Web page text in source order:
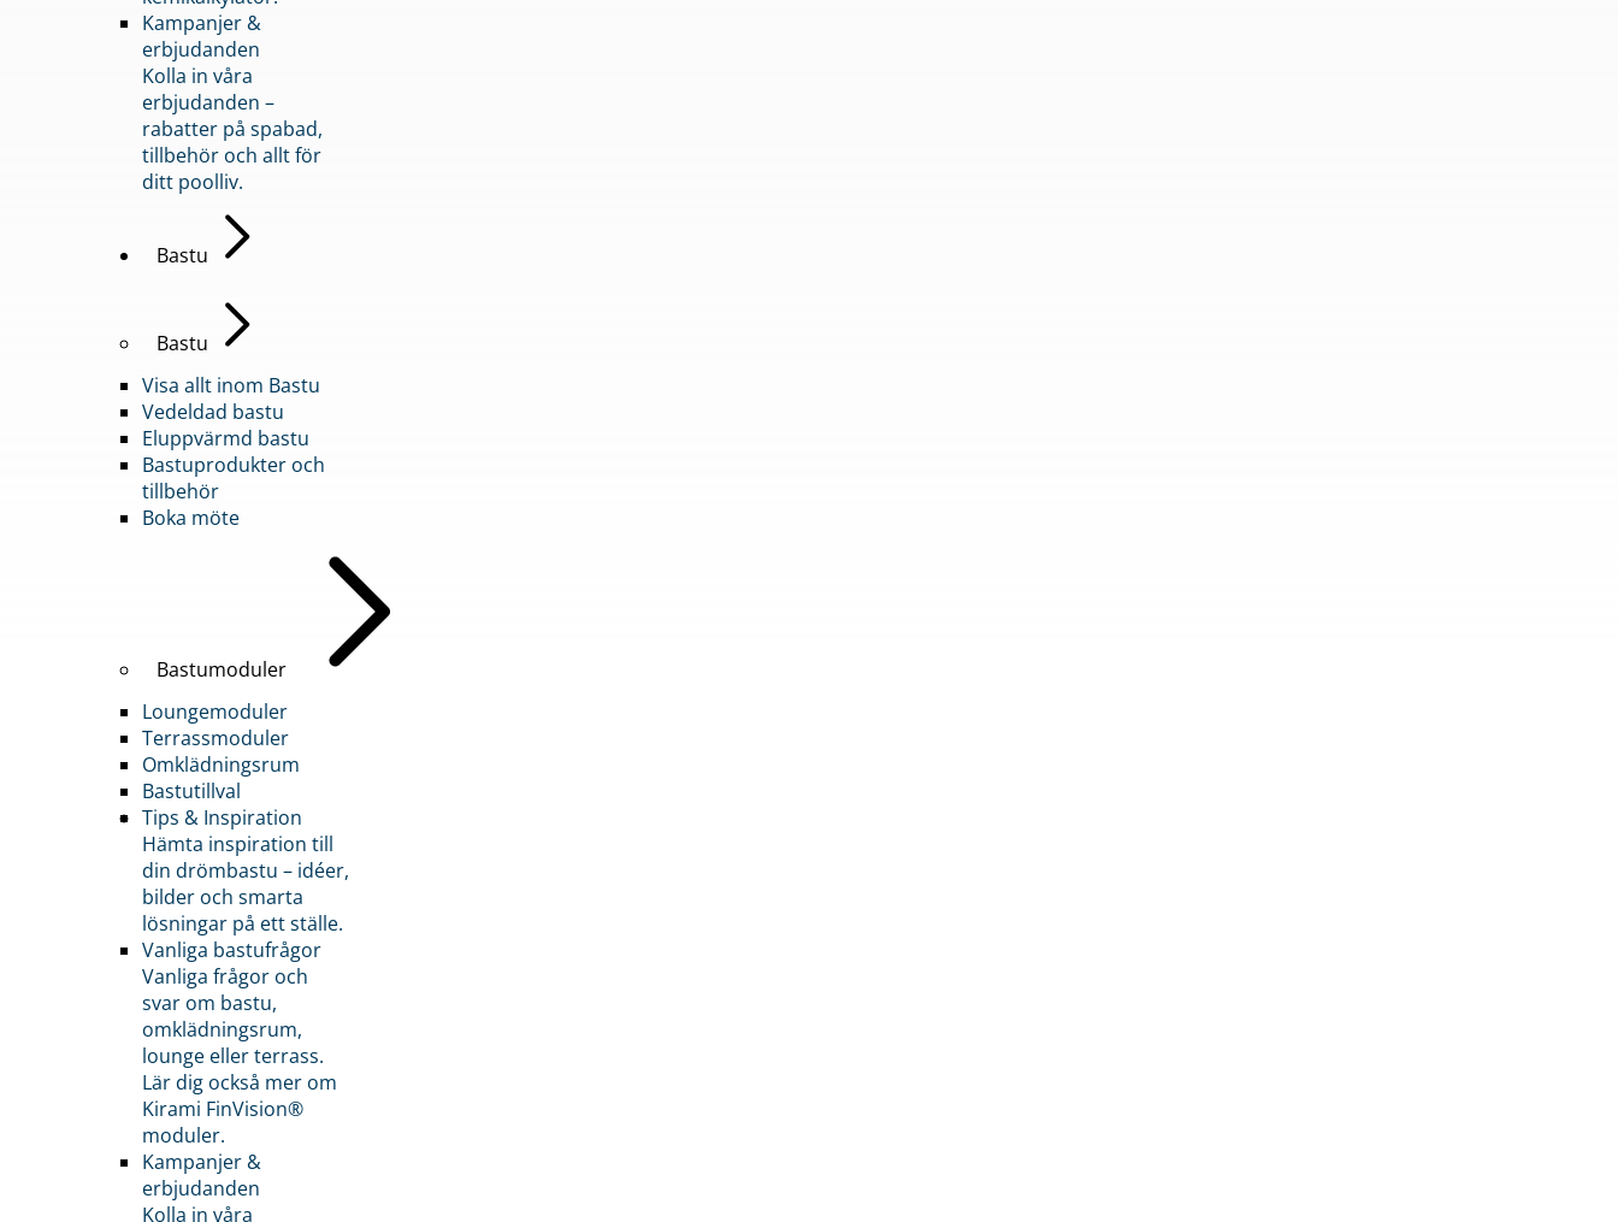
Kampanjer &
erbjudanden
Kolla in våra
erbjudanden –
rabatter på spabad,
tillbehör och allt för
ditt poolliv.
Bastu
Bastu
Visa allt inom Bastu
Vedeldad bastu
Eluppvärmd bastu
Bastuprodukter och
tillbehör
Boka möte
Bastumoduler
Loungemoduler
Terrassmoduler
Omklädningsrum
Bastutillval
Tips & Inspiration
Hämta inspiration till
din drömbastu – idéer,
bilder och smarta
lösningar på ett ställe.
Vanliga bastufrågor
Vanliga frågor och
svar om bastu,
omklädningsrum,
lounge eller terrass.
Lär dig också mer om
Kirami FinVision®
moduler.
Kampanjer &
erbjudanden
Kolla in våra